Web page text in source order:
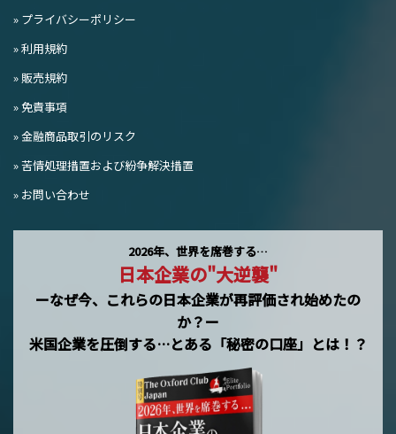
» プライバシーポリシー
» 利用規約
» 販売規約
» 免責事項
» 金融商品取引のリスク
» 苦情処理措置および紛争解決措置
» お問い合わせ
2026年、世界を席巻する…
日本企業の"大逆襲"
ーなぜ今、これらの日本企業が再評価され始めたの
か？ー
米国企業を圧倒する…とある「秘密の口座」とは！？